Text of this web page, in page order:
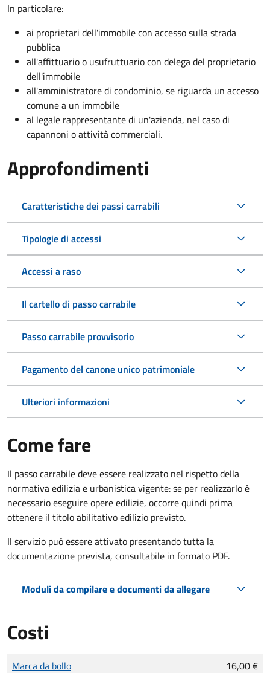
In particolare:
ai proprietari dell'immobile con accesso sulla strada
pubblica
all'affittuario o usufruttuario con delega del proprietario
dell'immobile
all'amministratore di condominio, se riguarda un accesso
comune a un immobile
al legale rappresentante di un'azienda, nel caso di
capannoni o attività commerciali.
Approfondimenti
Caratteristiche dei passi carrabili
Tipologie di accessi
Accessi a raso
Il cartello di passo carrabile
Passo carrabile provvisorio
Pagamento del canone unico patrimoniale
Ulteriori informazioni
Come fare
Il passo carrabile deve essere realizzato nel rispetto della
normativa edilizia e urbanistica vigente: se per realizzarlo è
necessario eseguire opere edilizie, occorre quindi prima
ottenere il titolo abilitativo edilizio previsto.
Il servizio può essere attivato presentando tutta la
documentazione prevista, consultabile in formato PDF.
Moduli da compilare e documenti da allegare
Costi
Tipo di pagamento
Importo
Marca da bollo 16,00 €